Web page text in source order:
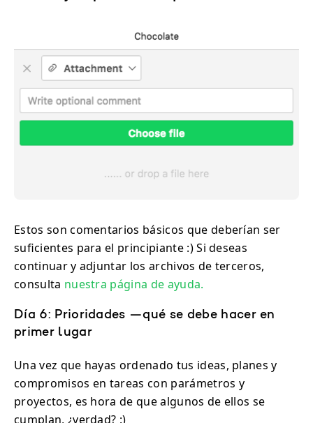
Estos son comentarios básicos que deberían ser
suficientes para el principiante :) Si deseas
continuar y adjuntar los archivos de terceros,
consulta nuestra página de ayuda.
Día 6: Prioridades —qué se debe hacer en
primer lugar
Una vez que hayas ordenado tus ideas, planes y
compromisos en tareas con parámetros y
proyectos, es hora de que algunos de ellos se
cumplan, ¿verdad? :)